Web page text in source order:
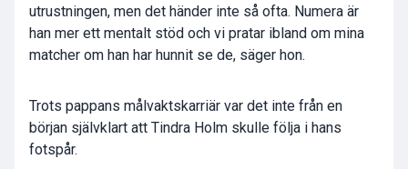
utrustningen, men det händer inte så ofta. Numera är
han mer ett mentalt stöd och vi pratar ibland om mina
matcher om han har hunnit se de, säger hon.
Trots pappans målvaktskarriär var det inte från en
början självklart att Tindra Holm skulle följa i hans
fotspår.